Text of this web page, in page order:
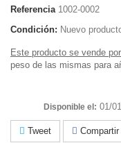
Referencia 1002-0002
Condición: Nuevo
Este producto se vende
peso de las mismas para
Disponible el: 01/
Tweet Compartir